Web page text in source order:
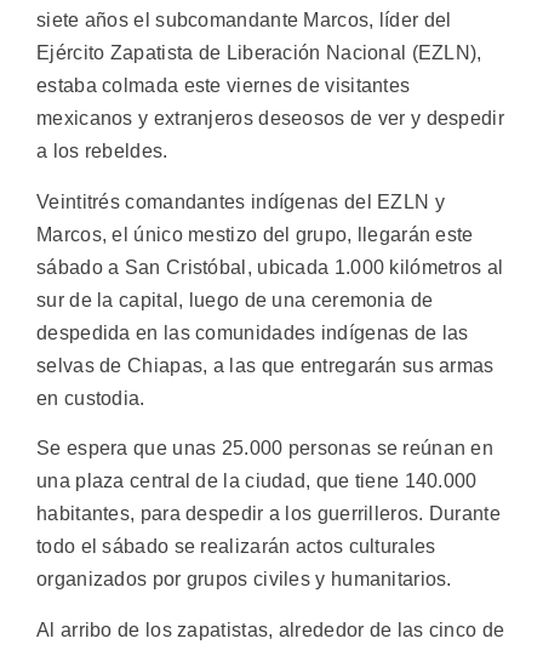
siete años el subcomandante Marcos, líder del
Ejército Zapatista de Liberación Nacional (EZLN),
estaba colmada este viernes de visitantes
mexicanos y extranjeros deseosos de ver y despedir
a los rebeldes.
Veintitrés comandantes indígenas del EZLN y
Marcos, el único mestizo del grupo, llegarán este
sábado a San Cristóbal, ubicada 1.000 kilómetros al
sur de la capital, luego de una ceremonia de
despedida en las comunidades indígenas de las
selvas de Chiapas, a las que entregarán sus armas
en custodia.
Se espera que unas 25.000 personas se reúnan en
una plaza central de la ciudad, que tiene 140.000
habitantes, para despedir a los guerrilleros. Durante
todo el sábado se realizarán actos culturales
organizados por grupos civiles y humanitarios.
Al arribo de los zapatistas, alrededor de las cinco de